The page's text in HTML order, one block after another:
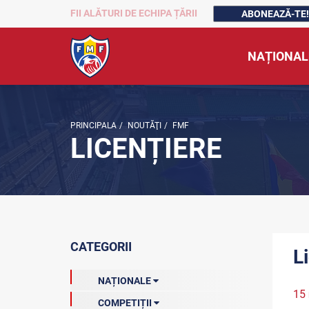
FII ALĂTURI DE ECHIPA ȚĂRII ABONEAZĂ-TE!
PRINCIPALA / NOUTĂŢI / FMF
LICENȚIERE
CATEGORII
NAȚIONALE
COMPETIȚII
15